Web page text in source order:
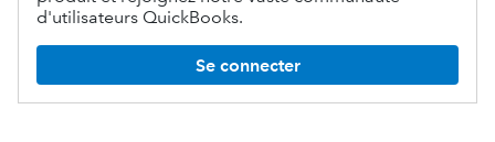
d'utilisateurs QuickBooks.
Se connecter